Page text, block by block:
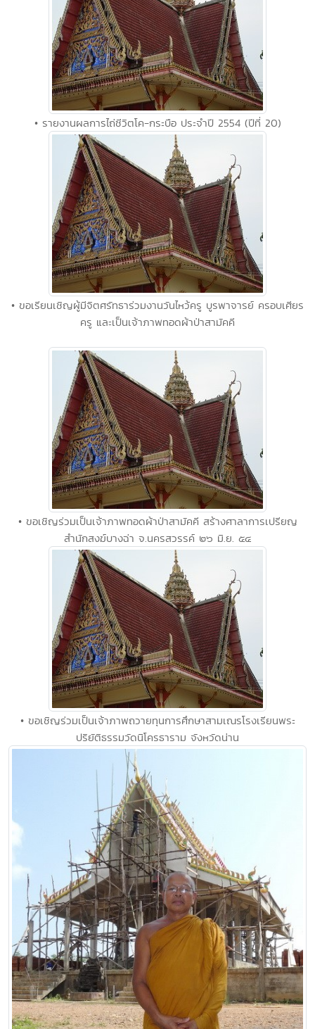
• รายงานผลการไถ่ชีวิตโค-กระบือ ประจำปี 2554 (ปีที่ 20)
• ขอเรียนเชิญผู้มีจิตศรัทธาร่วมงานวันไหว้ครู บูรพาจารย์ ครอบเศียร
ครู และเป็นเจ้าภาพทอดผ้าป่าสามัคคี
• ขอเชิญร่วมเป็นเจ้าภาพทอดผ้าป่าสามัคคี สร้างศาลาการเปรียญ
สำนักสงฆ์บางฉ่า จ.นครสวรรค์ ๒๖ มิ.ย. ๕๔
• ขอเชิญร่วมเป็นเจ้าภาพถวายทุนการศึกษาสามเณรโรงเรียนพระ
ปริยัติธรรมวัดนิโครธาราม จังหวัดน่าน